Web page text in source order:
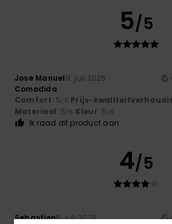
5/5
Jose Manuel9. juli 2026
Comodida
Comfort: 5/5 Prijs-
Materiaal: 5/5 Kleur: 5 /5
Ik raad dit product aan
4/5
Sebastien8. juli 2026